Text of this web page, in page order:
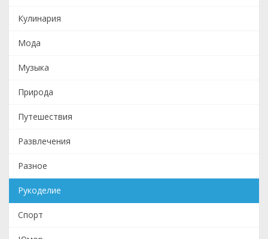
Кулинария
Мода
Музыка
Природа
Путешествия
Развлечения
Разное
Рукоделие
Спорт